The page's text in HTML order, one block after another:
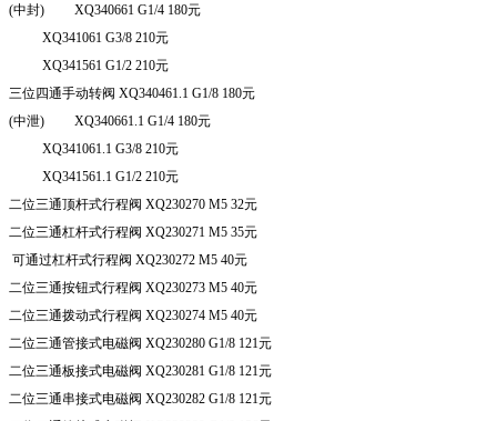
(中封) XQ340661 G1/4 180元
XQ341061 G3/8 210元
XQ341561 G1/2 210元
三位四通手动转阀 XQ340461.1 G1/8 180元
(中泄) XQ340661.1 G1/4 180元
XQ341061.1 G3/8 210元
XQ341561.1 G1/2 210元
二位三通顶杆式行程阀 XQ230270 M5 32元
二位三通杠杆式行程阀 XQ230271 M5 35元
可通过杠杆式行程阀 XQ230272 M5 40元
二位三通按钮式行程阀 XQ230273 M5 40元
二位三通拨动式行程阀 XQ230274 M5 40元
二位三通管接式电磁阀 XQ230280 G1/8 121元
二位三通板接式电磁阀 XQ230281 G1/8 121元
二位三通串接式电磁阀 XQ230282 G1/8 121元